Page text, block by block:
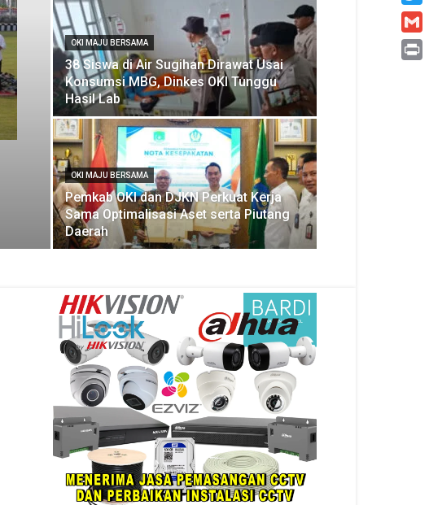
OKI MAJU BERSAMA
38 Siswa di Air Sugihan Dirawat Usai
Konsumsi MBG, Dinkes OKI Tunggu
Hasil Lab
OKI MAJU BERSAMA
Pemkab OKI dan DJKN Perkuat Kerja
Sama Optimalisasi Aset serta Piutang
Daerah